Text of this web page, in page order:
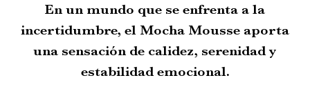
En un mundo que se enfrenta a la
incertidumbre, el Mocha Mousse aporta
una sensación de calidez, serenidad y
estabilidad emocional.